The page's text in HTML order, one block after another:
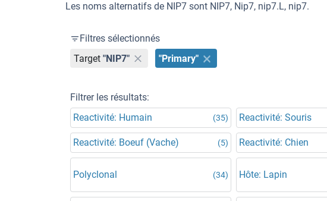
Les noms alternatifs de NIP7 sont NIP7, Nip7, nip7.L, nip7.
Filtres sélectionnés
Target "NIP7" "Primary"
Filtrer les résultats:
Reactivité: Humain
(35) Reactivité: Souris
Reactivité: Boeuf (Vache) (5) Reactivité: Chien
Polyclonal (34) Hôte: Lapin